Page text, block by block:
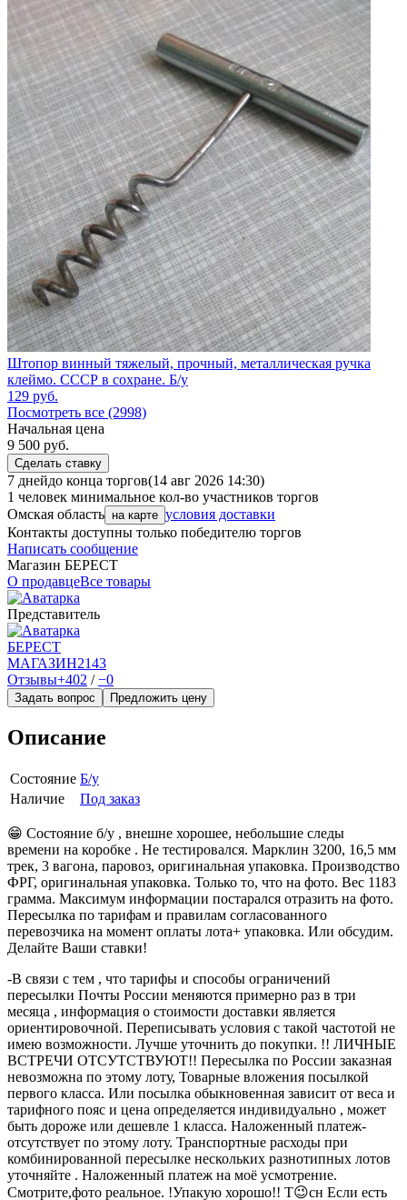
Штопор винный тяжелый, прочный, металлическая ручка
клеймо. СССР в сохране. Б/у
129 руб.
Посмотреть все (2998)
Начальная цена
9 500 руб.
Сделать ставку
7 днейдо конца торгов(14 авг 2026 14:30)
1 человек минимальное кол-во участников торгов
Омская область на карте условия доставки
Контакты доступны только победителю торгов
Написать сообщение
Магазин БEPECT
О продавцеВсе товары
Представитель
БEPECT
МАГАЗИН2143
Отзывы+402 /−0
Задать вопрос Предложить цену
Описание
Состояние Б/у
Наличие
Под заказ
😁 Состояние б/у , внешне хорошее, небольшие следы
времени на коробке . Не тестировался. Марклин 3200, 16,5 мм
трек, 3 вагона, паровоз, оригинальная упаковка. Производство
ФРГ, оригинальная упаковка. Только то, что на фото. Вес 1183
грамма. Максимум информации постарался отразить на фото.
Пересылка по тарифам и правилам согласованного
перевозчика на момент оплаты лота+ упаковка. Или обсудим.
Делайте Ваши ставки!
-В связи с тем , что тарифы и способы ограничений
пересылки Почты России меняются примерно раз в три
месяца , информация о стоимости доставки является
ориентировочной. Переписывать условия с такой частотой не
имею возможности. Лучше уточнить до покупки. !! ЛИЧНЫЕ
ВСТРЕЧИ ОТСУТСТВУЮТ!! Пересылка по России заказная
невозможна по этому лоту, Товарные вложения посылкой
первого класса. Или посылка обыкновенная зависит от веса и
тарифного пояс и цена определяется индивидуально , может
быть дороже или дешевле 1 класса. Наложенный платеж-
отсутствует по этому лоту. Транспортные расходы при
комбинированной пересылке нескольких разнотипных лотов
уточняйте . Наложенный платеж на моё усмотрение.
Смотрите,фото реальное. !Упакую хорошо!! Т😉сн Если есть